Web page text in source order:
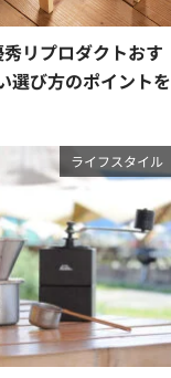
秀リプロダクトおす
選び方のポイントを
ライフスタイル